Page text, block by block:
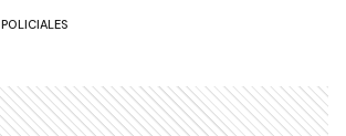
POLICIALES